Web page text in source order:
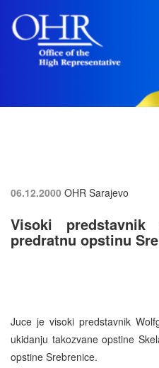
06.12.2000 OHR Sarajevo
Visoki predstavnik
predratnu opstinu
Juce je visoki predstavnik
ukidanju takozvane opstine
opstine Srebrenice.